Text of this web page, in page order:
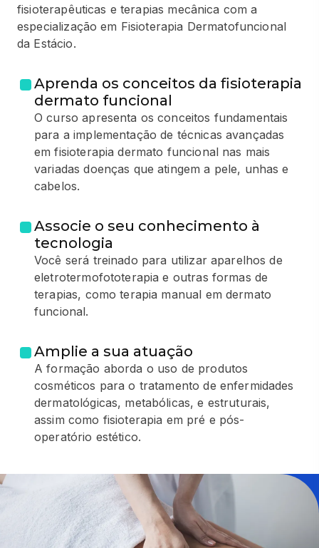
fisioterapêuticas e terapias mecânica com a
especialização em Fisioterapia Dermatofuncional
da Estácio.
Aprenda os conceitos da fisioterapia
dermato funcional
O curso apresenta os conceitos fundamentais
para a implementação de técnicas avançadas
em fisioterapia dermato funcional nas mais
variadas doenças que atingem a pele, unhas e
cabelos.
Associe o seu conhecimento à
tecnologia
Você será treinado para utilizar aparelhos de
eletrotermofototerapia e outras formas de
terapias, como terapia manual em dermato
funcional.
Amplie a sua atuação
A formação aborda o uso de produtos
cosméticos para o tratamento de enfermidades
dermatológicas, metabólicas, e estruturais,
assim como fisioterapia em pré e pós-
operatório estético.